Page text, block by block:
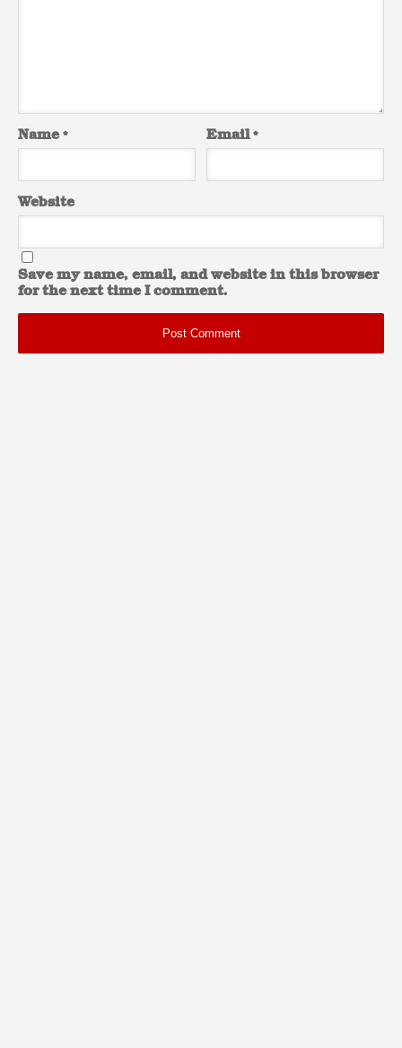
Name* Email*
Website
Save my name, email, and website in this browser
for the next time I comment.